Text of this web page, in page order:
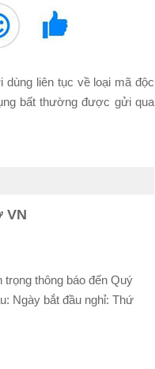
liên tục về loại mã độc
bất thường được gửi qua
VN
thông báo đến Quý
Ngày bắt đầu nghỉ: Thứ